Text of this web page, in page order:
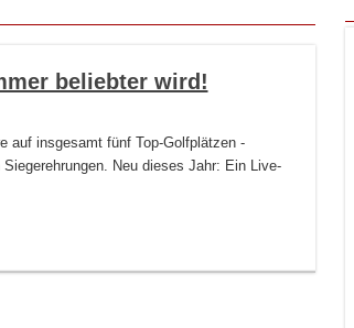
beliebter wird!
auf insgesamt fünf Top-Golfplätzen -
Neu dieses Jahr: Ein Live-